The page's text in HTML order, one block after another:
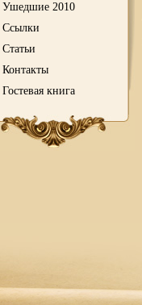
Ушедшие 2010
Ссылки
Статьи
Контакты
Гостевая книга